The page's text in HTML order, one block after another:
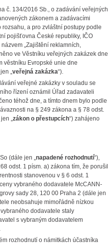
č. 134/2016 Sb., o zadávání veřejných
zákonem a zadávacími
a pro zvláštní postupy podle
pojišťovna České republiky, IČO
„Zajištění reklamních,
ve Věstníku veřejných zakázek dne
věstníku Evropské unie dne
„veřejná zakázka“).
veřejné zakázky v souladu se
řízení oznámil Úřad zadavateli
téhož dne, a tímto dnem bylo podle
na § 249 zákona a § 78 odst.
„zákon o přestupcích“) zahájeno
(dále jen „napadené rozhodnutí“),
odst. 1 písm. a) zákona tím, že porušil
stanovenou v § 6 odst. 1
vybraného dodavatele McCANN-
sady 28, 120 00 Praha 2 (dále jen
neobsahuje mimořádně nízkou
dodavatele staly
s vybraným dodavatelem
rozhodnutí o námitkách účastníka